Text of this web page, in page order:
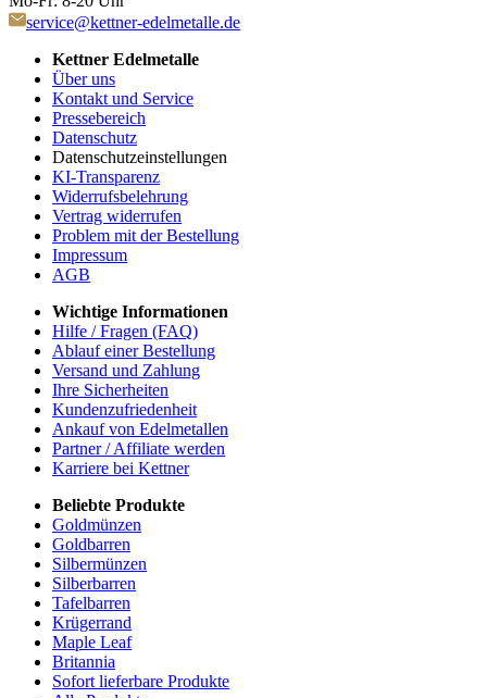
service@kettner-edelmetalle.de
Kettner Edelmetalle
Über uns
Kontakt und Service
Pressebereich
Datenschutz
Datenschutzeinstellungen
KI-Transparenz
Widerrufsbelehrung
Vertrag widerrufen
Problem mit der Bestellung
Impressum
AGB
Wichtige Informationen
Hilfe / Fragen (FAQ)
Ablauf einer Bestellung
Versand und Zahlung
Ihre Sicherheiten
Kundenzufriedenheit
Ankauf von Edelmetallen
Partner / Affiliate werden
Karriere bei Kettner
Beliebte Produkte
Goldmünzen
Goldbarren
Silbermünzen
Silberbarren
Tafelbarren
Krügerrand
Maple Leaf
Britannia
Sofort lieferbare Produkte